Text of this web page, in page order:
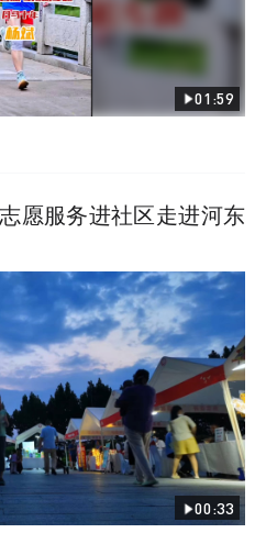
01:59
愿服务进社区走进河东
00:33